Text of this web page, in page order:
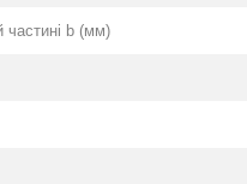
частині b (мм)